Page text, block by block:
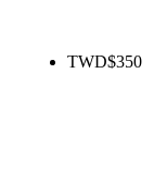
TWD$350